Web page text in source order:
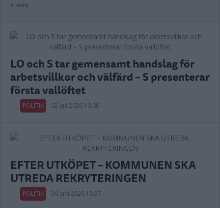
Annons:
LO och S tar gemensamt handslag för
arbetsvillkor och välfärd – S presenterar
första vallöftet
POLITIK 02 juli 2026 10.00
EFTER UTKÖPET – KOMMUNEN SKA
UTREDA REKRYTERINGEN
POLITIK 30 juni 2026 10.37